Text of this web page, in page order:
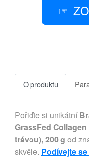
O produktu
Pořiďte si unikátní
GrassFed
trávou), 200 g od
skvěle. Podívejte